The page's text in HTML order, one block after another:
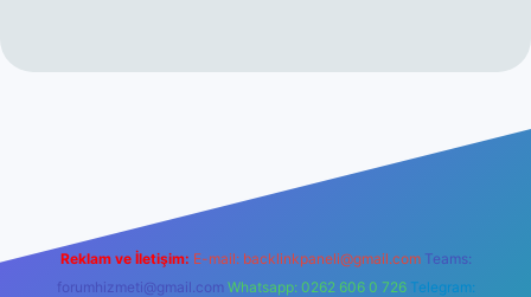
Reklam ve İletişim: E-mail: backlinkpaneli@gmail.com Teams:
forumhizmeti@gmail.com Whatsapp: 0262 606 0 726 Telegram: